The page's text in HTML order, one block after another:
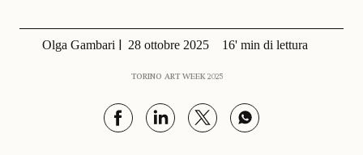
Olga Gambari 28 ottobre 2025 16' min di lettura
TORINO ART WEEK 2025